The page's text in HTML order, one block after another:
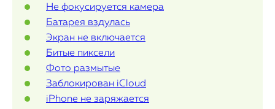
Mac Mini
О нас
Контакты
Не фокусируется камера
Батарея вздулась
Экран не включается
Битые пиксели
Фото размытые
Заблокирован iCloud
iPhone не заряжается